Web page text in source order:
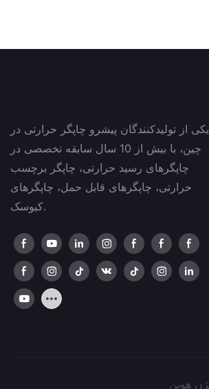
یکی از تولیدکنندگان پیشرو چاپگر حرارتی در
چین، با بیش از 10 سال سابقه تخصصی در
چاپگرهای رسید حرارتی، چاپگر برچسب
حرارتی، چاپگرهای قابل حمل، چاپگرهای
کیوسک.